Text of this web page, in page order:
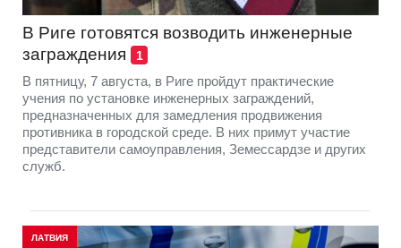
В Риге готовятся возводить инженерные
заграждения
1
В пятницу, 7 августа, в Риге пройдут практические
учения по установке инженерных заграждений,
предназначенных для замедления продвижения
противника в городской среде. В них примут участие
представители самоуправления, Земессардзе и других
служб.
ЛАТВИЯ